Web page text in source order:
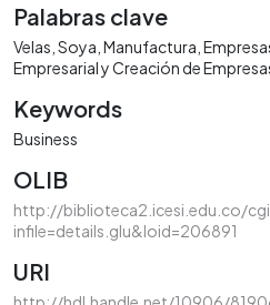
Palabras clave
Velas Soya Manufactura
Empresarial y Creación de
Keywords
Business
OLIB
http://biblioteca2.icesi.edu.co/
infile=details.glu&loid=206891
URI